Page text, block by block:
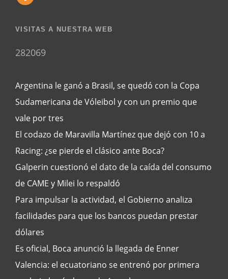
VISITAS A NUESTRA WEB
282069
Argentina le ganó a Brasil, se quedó con la Copa
Sudamericana de Vóleibol y con un premio que
vale por tres
El codazo de Maravilla Martínez que dejó con 10 a
Racing: ¿se pierde el clásico ante Boca?
Galperin cuestionó el dato de la caída del consumo
de CAME y Milei lo respaldó
Para impulsar la actividad, el Gobierno analiza
facilidades para que los bancos puedan prestar
dólares
Es oficial, Boca anunció la llegada de Enner
Valencia: el ecuatoriano se entrenó por primera